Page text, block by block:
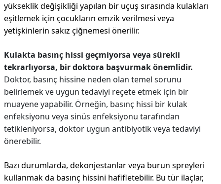
yükseklik değişikliği yapılan bir uçuş sırasında kulakları
eşitlemek için çocukların emzik verilmesi veya
yetişkinlerin sakız çiğnemesi önerilir.
Kulakta basınç hissi geçmiyorsa veya sürekli
tekrarlıyorsa, bir doktora başvurmak önemlidir.
Doktor, basınç hissine neden olan temel sorunu
belirlemek ve uygun tedaviyi reçete etmek için bir
muayene yapabilir. Örneğin, basınç hissi bir kulak
enfeksiyonu veya sinüs enfeksiyonu tarafından
tetikleniyorsa, doktor uygun antibiyotik veya tedaviyi
önerebilir.
Bazı durumlarda, dekonjestanlar veya burun spreyleri
kullanmak da basınç hissini hafifletebilir. Bu tür ilaçlar,